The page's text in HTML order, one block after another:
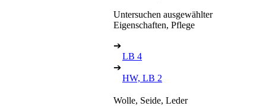
Untersuchen ausgewählter
Eigenschaften, Pflege
➔
LB 4
➔
HW, LB 2
Wolle, Seide, Leder